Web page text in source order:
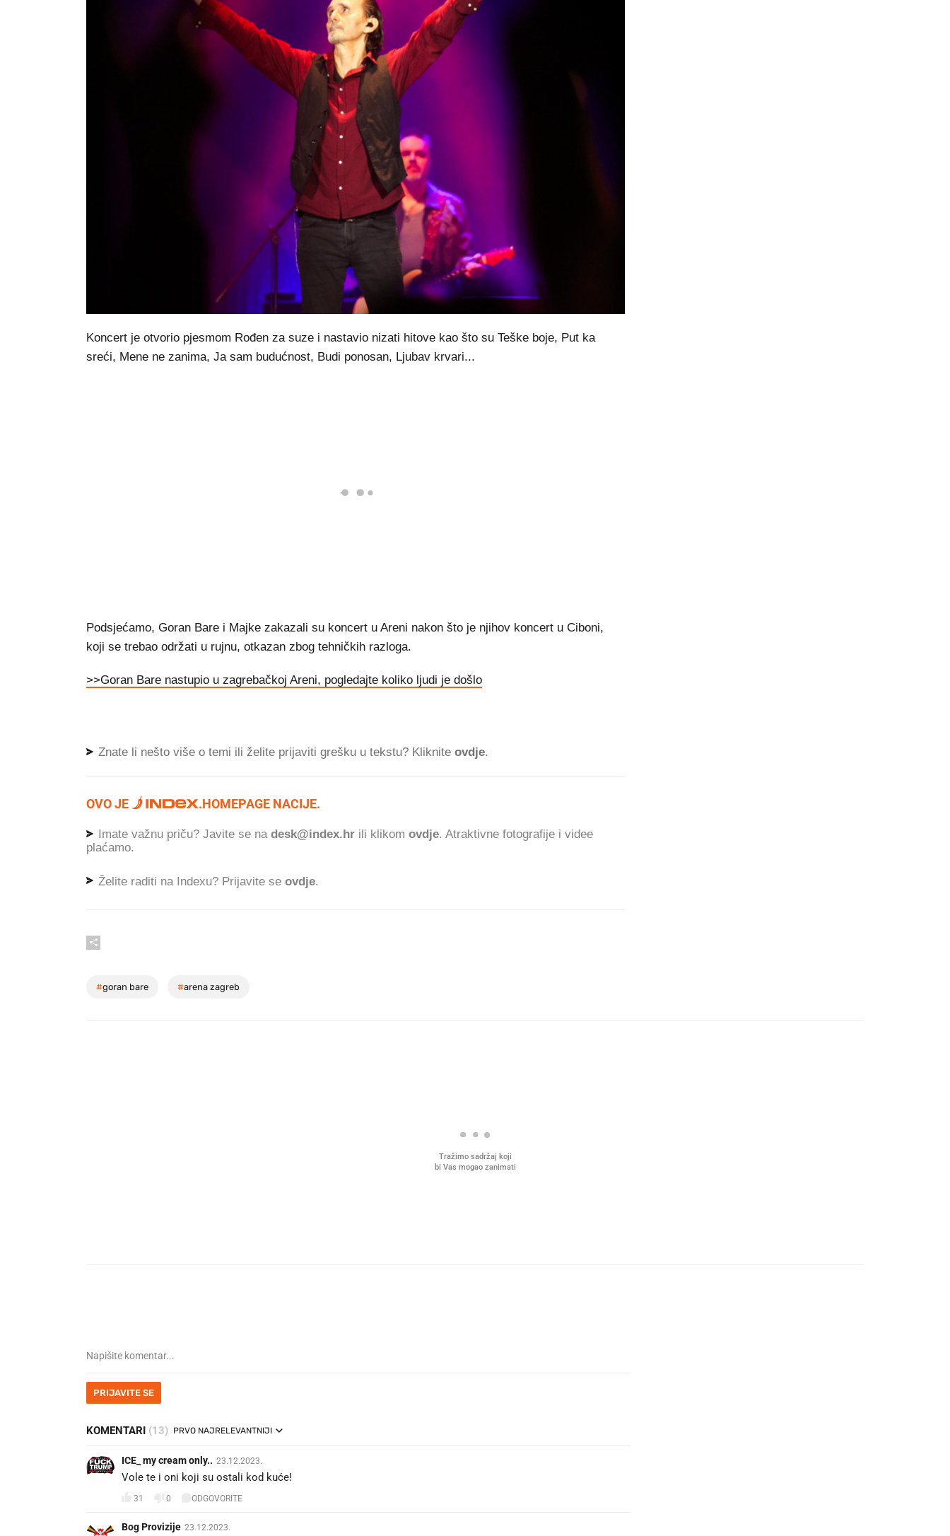
Koncert je otvorio pjesmom Rođen za suze i nastavio nizati hitove kao što su Teške boje, Put ka
sreći, Mene ne zanima, Ja sam budućnost, Budi ponosan, Ljubav krvari...
Podsjećamo, Goran Bare i Majke zakazali su koncert u Areni nakon što je njihov koncert u Ciboni,
koji se trebao održati u rujnu, otkazan zbog tehničkih razloga.
>>Goran Bare nastupio u zagrebačkoj Areni, pogledajte koliko ljudi je došlo
Znate li nešto više o temi ili želite prijaviti grešku u tekstu? Kliknite ovdje.
OVO JE .HOMEPAGE NACIJE.
Imate važnu priču? Javite se na desk@index.hr ili klikom ovdje. Atraktivne fotografije i videe
plaćamo.
Želite raditi na Indexu? Prijavite se ovdje.
#goran bare #arena zagreb
Tražimo sadržaj koji
bi Vas mogao zanimati
PRIJAVITE SE
KOMENTARI (13) PRVO NAJRELEVANTNIJI
ICE_ my cream only.. 23.12.2023.
Vole te i oni koji su ostali kod kuće!
31 0 ODGOVORITE
Bog Provizije 23.12.2023.